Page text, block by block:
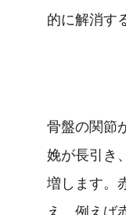
的に解消す
骨盤の関節
娩が長引き
増します。
え、例えば